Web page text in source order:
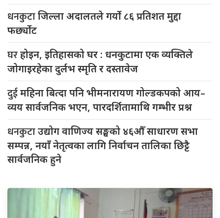
धनकुटाजिल्ला अदालतले गर्यो ८६ प्रतिशत मुद्दा
फर्छ्योट
घरहोइन, इतिहासको घर : धनकुटामा एक व्यक्तिले
जोगाइरहेका दुर्लभ स्मृति र दस्तावेज
दुईमहिना बित्दा पनि भीमनारायण गोल्डकपको आय–
व्यय सार्वजनिक भएन, पारदर्शितामाथि गम्भीर प्रश्न
धनकुटाउद्योग वाणिज्य सङ्घको ४६औँ साधारण सभा
सम्पन्न, नयाँ नेतृत्वका लागि निर्वाचन तालिका छिट्टै
सार्वजनिक हुने